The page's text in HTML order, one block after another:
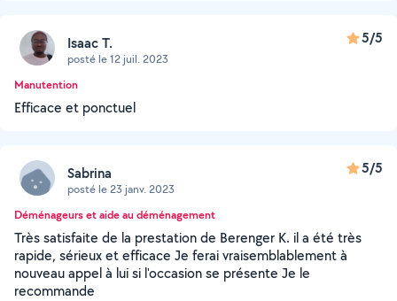
Isaac T.
posté le 12 juil. 2023
5/5
Manutention
Efficace et ponctuel
Sabrina
posté le 23 janv. 2023
5/5
Déménageurs et aide au déménagement
Très satisfaite de la prestation de Berenger K. il a été très
rapide, sérieux et efficace Je ferai vraisemblablement à
nouveau appel à lui si l'occasion se présente Je le
recommande